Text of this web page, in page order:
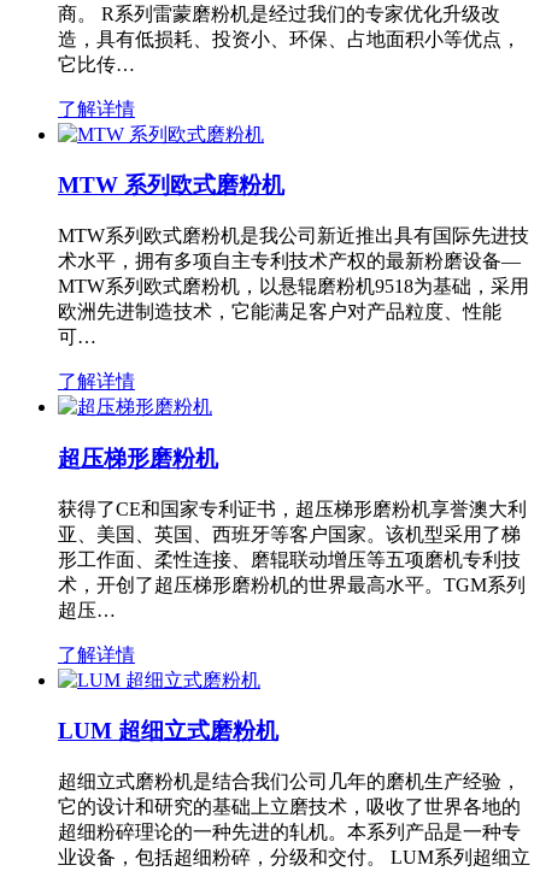
商。 R系列雷蒙磨粉机是经过我们的专家优化升级改
造，具有低损耗、投资小、环保、占地面积小等优点，
它比传…
了解详情
MTW 系列欧式磨粉机
MTW系列欧式磨粉机是我公司新近推出具有国际先进技
术水平，拥有多项自主专利技术产权的最新粉磨设备—
MTW系列欧式磨粉机，以悬辊磨粉机9518为基础，采用
欧洲先进制造技术，它能满足客户对产品粒度、性能
可…
了解详情
超压梯形磨粉机
获得了CE和国家专利证书，超压梯形磨粉机享誉澳大利
亚、美国、英国、西班牙等客户国家。该机型采用了梯
形工作面、柔性连接、磨辊联动增压等五项磨机专利技
术，开创了超压梯形磨粉机的世界最高水平。TGM系列
超压…
了解详情
LUM 超细立式磨粉机
超细立式磨粉机是结合我们公司几年的磨机生产经验，
它的设计和研究的基础上立磨技术，吸收了世界各地的
超细粉碎理论的一种先进的轧机。本系列产品是一种专
业设备，包括超细粉碎，分级和交付。 LUM系列超细立